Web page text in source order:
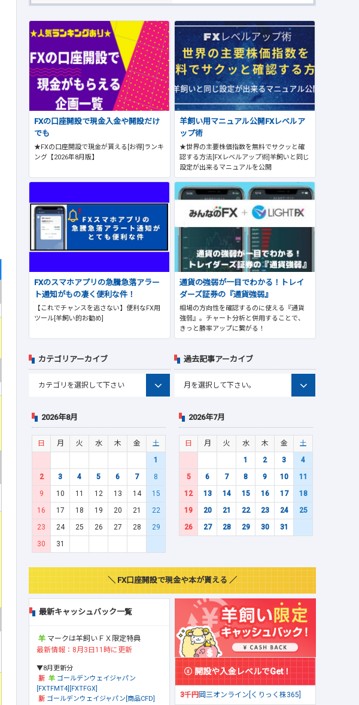
FXの口座開設で現金入金や開設だけ
でも
★FXの口座開設で現金が貰える[お得]ランキ
ング【2026年8月版】
羊飼い用マニュアル公開FXレベルア
ップ術
★世界の主要株価指数を無料でサクッと確
認する方法[FXレベルアップ術]羊飼いと同じ
設定が出来るマニュアルを公開
FXのスマホアプリの急騰急落アラー
ト通知がもの凄く便利な件！
【これでチャンスを逃さない】便利なFX用
ツール[羊飼い的お勧め]
通貨の強弱が一目でわかる！トレイ
ダーズ証券の『通貨強弱』
相場の方向性を確認するのに使える『通貨
強弱』。チャート分析と併用することで、
きっと勝率アップに繋がる！
カテゴリアーカイブ 過去記事アーカイブ
2026年8月
日 月 火 水 木 金
土
1
2
3 4 5 6 7
8
9
10 11 12 13 14
15
16
17 18 19 20 21
22
23
24 25 26 27 28
29
30
31
2026年7月
日 月 火 水 木 金
土
1
2 3
4
5
6 7 8 9 10
11
12
13 14 15 16 17
18
19
20 21 22 23 24
25
26
27 28 29 30 31
＼ FX口座開設で現金や本が貰える ／
最新キャッシュバック一覧
マークは羊飼いＦＸ限定特典
最新情報：8月3日11時に更新
▼8月更新分
ゴールデンウェイジャパン
[FXTFMT4][FXTFGX]
ゴールデンウェイジャパン[商品CFD]
開設や入金レベルでGet！
3千円岡三オンライン[くりっく株365]